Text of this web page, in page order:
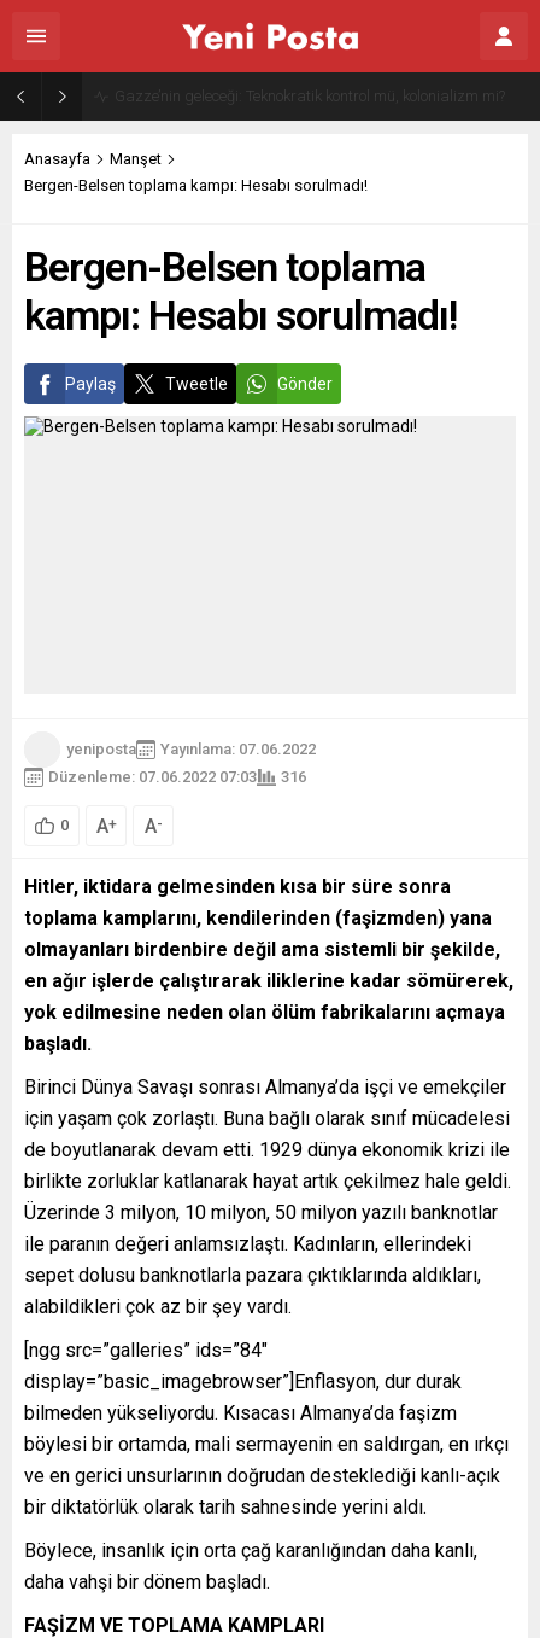
Gazze’nin geleceği: Teknokratik kontrol mü, kolonializm mi?
Anasayfa
Manşet
Bergen-Belsen toplama kampı: Hesabı sorulmadı!
Bergen-Belsen toplama
kampı: Hesabı sorulmadı!
Paylaş Tweetle Gönder
yeniposta
Yayınlama: 07.06.2022
Düzenleme: 07.06.2022 07:03
316
0 A+ A-
Hitler, iktidara gelmesinden kısa bir süre sonra
toplama kamplarını, kendilerinden (faşizmden) yana
olmayanları birdenbire değil ama sistemli bir şekilde,
en ağır işlerde çalıştırarak iliklerine kadar sömürerek,
yok edilmesine neden olan ölüm fabrikalarını açmaya
başladı.
Birinci Dünya Savaşı sonrası Almanya’da işçi ve emekçiler
için yaşam çok zorlaştı. Buna bağlı olarak sınıf mücadelesi
de boyutlanarak devam etti. 1929 dünya ekonomik krizi ile
birlikte zorluklar katlanarak hayat artık çekilmez hale geldi.
Üzerinde 3 milyon, 10 milyon, 50 milyon yazılı banknotlar
ile paranın değeri anlamsızlaştı. Kadınların, ellerindeki
sepet dolusu banknotlarla pazara çıktıklarında aldıkları,
alabildikleri çok az bir şey vardı.
[ngg src=”galleries” ids=”84″
display=”basic_imagebrowser”]Enflasyon, dur durak
bilmeden yükseliyordu. Kısacası Almanya’da faşizm
böylesi bir ortamda, mali sermayenin en saldırgan, en ırkçı
ve en gerici unsurlarının doğrudan desteklediği kanlı-açık
bir diktatörlük olarak tarih sahnesinde yerini aldı.
Böylece, insanlık için orta çağ karanlığından daha kanlı,
daha vahşi bir dönem başladı.
FAŞİZM VE TOPLAMA KAMPLARI